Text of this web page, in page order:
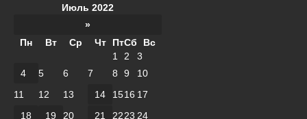
Июль 2022
»
Пн
Вт Ср Чт ПтСб
Вс
1
2
3
4
5 6 7 8 9
10
11
12 13 14 1516 17
18
19 20 21 2223 24